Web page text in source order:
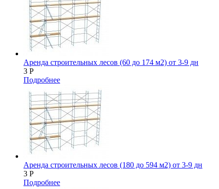
Аренда строительных лесов (60 до 174 м2) от 3-9 дн
3 Р
Подробнее
Аренда строительных лесов (180 до 594 м2) от 3-9 дн
3 Р
Подробнее